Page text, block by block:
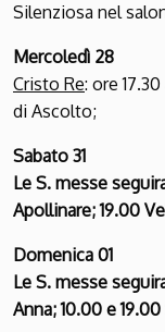
Silenziosa nel
Mercoledì 28
Cristo Re: ore
di Ascolto;
Sabato 31
Le S. messe
Apollinare; 19.00
Domenica 01
Le S. messe
Anna; 10.00 e